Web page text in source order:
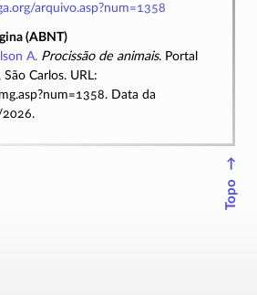
arquivo.asp?num=1358
(ABNT)
A. Procissão de animais. Portal
Carlos. URL:
Data da
↑
Topo